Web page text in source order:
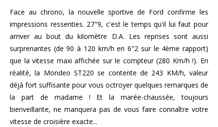
Face au chrono, la nouvelle sportive de Ford confirme les
impressions ressenties. 27"9, c'est le temps qu'il lui faut pour
arriver au bout du kilomètre D.A. Les reprises sont aussi
surprenantes (de 90 à 120 km/h en 6"2 sur le 4ème rapport)
que la vitesse maxi affichée sur le compteur (280 Km/h !). En
réalité, la Mondeo ST220 se contente de 243 KM/h, valeur
déjà fort suffisante pour vous octroyer quelques remarques de
la part de madame ! Et la marée-chaussée, toujours
bienveillante, ne manquera pas de vous faire connaître votre
vitesse de croisière exacte...